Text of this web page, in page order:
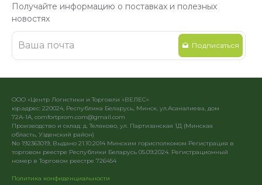
Получайте информацию о поставках и полезных
новостях
Подписаться
ООО «Центр Логистики и Торговли «ВЕЛЕС»
юр.адрес: 220024, Республика Беларусь, Минск, ул.Асаналиева, дом
72А-1А, comfortprom.com@gmail.com
Производство и склад: д. Теляково, ул. Партизанская 1Д (Минская
область, Узденский район)
No 192363019, Выдано 21.10.2014 Минским горисполкомом Регистрация в
торговом реестре Республики Беларусь 05.09.2024. Регистрационный
номер в Торговом реестре 726454
Политика конфиденциальности